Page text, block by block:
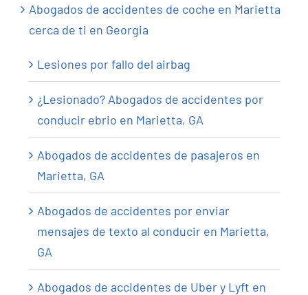
Abogados de accidentes de coche en Marietta
cerca de ti en Georgia
Lesiones por fallo del airbag
¿Lesionado? Abogados de accidentes por
conducir ebrio en Marietta, GA
Abogados de accidentes de pasajeros en
Marietta, GA
Abogados de accidentes por enviar
mensajes de texto al conducir en Marietta,
GA
Abogados de accidentes de Uber y Lyft en